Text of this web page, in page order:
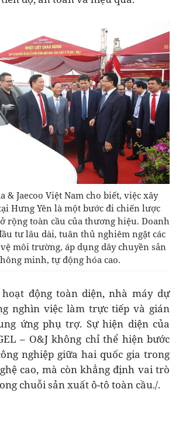
& Jaecoo Việt Nam cho biết, việc xây
Hưng Yên là một bước đi chiến lược
rộng toàn cầu của thương hiệu. Doanh
tư lâu dài, tuân thủ nghiêm ngặt các
môi trường, áp dụng dây chuyền sản
minh, tự động hóa cao.
động toàn diện, nhà máy dự
nghìn việc làm trực tiếp và gián
ứng phụ trợ. Sự hiện diện của
– O&J không chỉ thể hiện bước
nghiệp giữa hai quốc gia trong
cao, mà còn khẳng định vai trò
chuỗi sản xuất ô-tô toàn cầu./.